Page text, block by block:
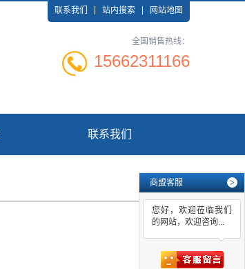
联系我们 站内搜索 网站地图
全国销售热线：
15662311166
联系我们
商盟客服 >
您好，欢迎莅临我们
的网站，欢迎咨询...